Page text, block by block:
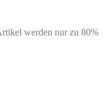
werden nur zu 80%